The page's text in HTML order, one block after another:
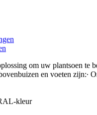
om uw plantsoen te
en voeten zijn:∙
kleur